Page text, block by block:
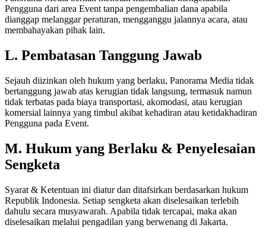
Pengguna dari area Event tanpa pengembalian dana apabila
dianggap melanggar peraturan, mengganggu jalannya acara, atau
membahayakan pihak lain.
L. Pembatasan Tanggung Jawab
Sejauh diizinkan oleh hukum yang berlaku, Panorama Media tidak
bertanggung jawab atas kerugian tidak langsung, termasuk namun
tidak terbatas pada biaya transportasi, akomodasi, atau kerugian
komersial lainnya yang timbul akibat kehadiran atau ketidakhadiran
Pengguna pada Event.
M. Hukum yang Berlaku & Penyelesaian
Sengketa
Syarat & Ketentuan ini diatur dan ditafsirkan berdasarkan hukum
Republik Indonesia. Setiap sengketa akan diselesaikan terlebih
dahulu secara musyawarah. Apabila tidak tercapai, maka akan
diselesaikan melalui pengadilan yang berwenang di Jakarta.